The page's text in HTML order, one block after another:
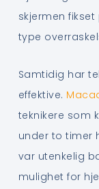
skjermen
type
Samtidig har
effektive.
teknikere som
under to timer
var utenkelig
mulighet for